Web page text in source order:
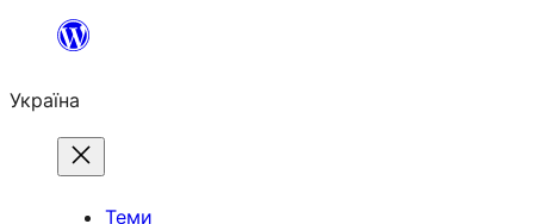
Перейти
вмісту
Україна
Теми